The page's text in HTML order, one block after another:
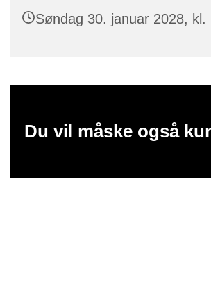
Søndag 30. januar 2028, kl.
Du vil måske også